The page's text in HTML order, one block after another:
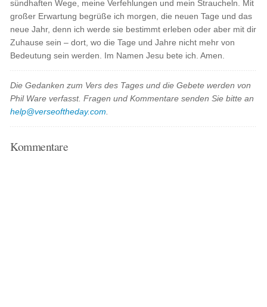
sündhaften Wege, meine Verfehlungen und mein Straucheln. Mit
großer Erwartung begrüße ich morgen, die neuen Tage und das
neue Jahr, denn ich werde sie bestimmt erleben oder aber mit dir
Zuhause sein – dort, wo die Tage und Jahre nicht mehr von
Bedeutung sein werden. Im Namen Jesu bete ich. Amen.
Die Gedanken zum Vers des Tages und die Gebete werden von
Phil Ware verfasst. Fragen und Kommentare senden Sie bitte an
help@verseoftheday.com
Kommentare